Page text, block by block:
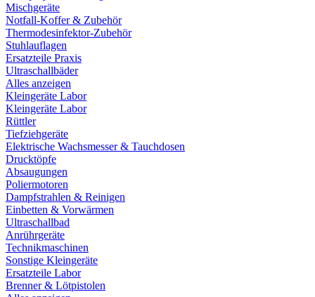
Mischgeräte
Notfall-Koffer & Zubehör
Thermodesinfektor-Zubehör
Stuhlauflagen
Ersatzteile Praxis
Ultraschallbäder
Alles anzeigen
Kleingeräte Labor
Kleingeräte Labor
Rüttler
Tiefziehgeräte
Elektrische Wachsmesser & Tauchdosen
Drucktöpfe
Absaugungen
Poliermotoren
Dampfstrahlen & Reinigen
Einbetten & Vorwärmen
Ultraschallbad
Anrührgeräte
Technikmaschinen
Sonstige Kleingeräte
Ersatzteile Labor
Brenner & Lötpistolen